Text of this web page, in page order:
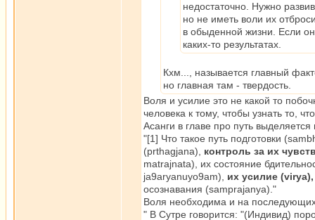
недостаточно. Нужно
но не иметь воли их
в обыденной жизни. Если
каких-то результатах.
Кхм..., называется главный
но главная там - твердость.
Воля и усилие это не какой то
человека к тому, чтобы узнать то,
Асанги в главе про путь выделяется
"[1] Что такое путь подготовки
(prthagjana), контроль за их
matrajnata), их состояние
ja9aryanuyo9am), их усилие
осознавания (samprajanya)."
Воля необходима и на
" В Сутре говорится: "(Индивид)